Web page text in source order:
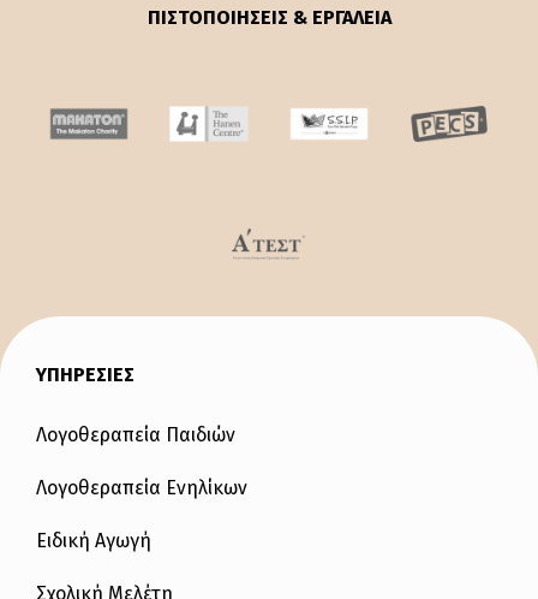
ΠΙΣΤΟΠΟΙΗΣΕΙΣ & ΕΡΓΑΛΕΙΑ
ΥΠΗΡΕΣΙΕΣ
Λογοθεραπεία Παιδιών
Λογοθεραπεία Ενηλίκων
Ειδική Αγωγή
Σχολική Μελέτη